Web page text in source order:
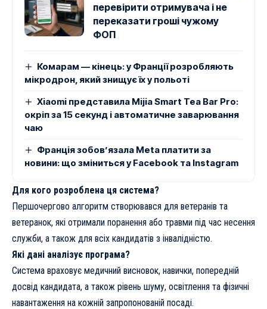
перевірити отримувача і не
переказати гроші чужому
ФОП
Комарам — кінець: у Франції розробляють
мікродрон, який знищує їх у польоті
Xiaomi представила Mijia Smart Tea Bar Pro:
окріп за 15 секунд і автоматичне заварювання
чаю
Франція зобов’язала Meta платити за
новини: що зміниться у Facebook та Instagram
Для кого розроблена ця система?
Першочергово алгоритм створювався для ветеранів та
ветеранок, які отримали поранення або травми під час несення
служби, а також для всіх кандидатів з інвалідністю.
Які дані аналізує програма?
Система враховує медичний висновок, навички, попередній
досвід кандидата, а також рівень шуму, освітлення та фізичні
навантаження на кожній запропонованій посаді.